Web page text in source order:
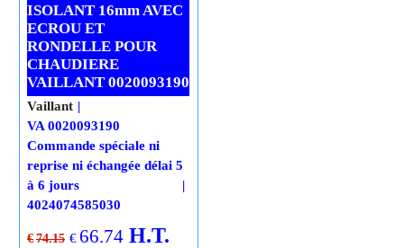
ISOLANT 16mm AVEC
ECROU ET
RONDELLE POUR
CHAUDIERE
VAILLANT 0020093190
€ 74.15 € 66.74 H.T.
Vaillant
VA 0020093190
Commande spéciale ni
reprise ni échangée délai 5
à 6 jours
4024074585030